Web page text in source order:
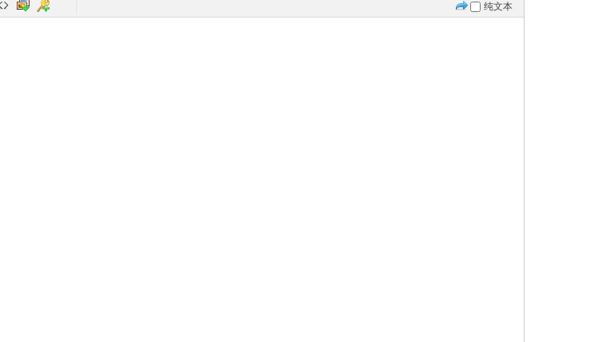
纯文本